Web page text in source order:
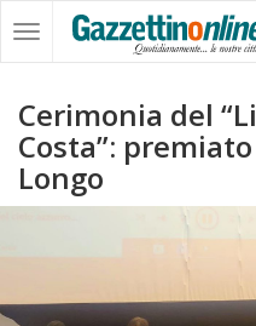
Cerimonia del
Costa”:
Longo